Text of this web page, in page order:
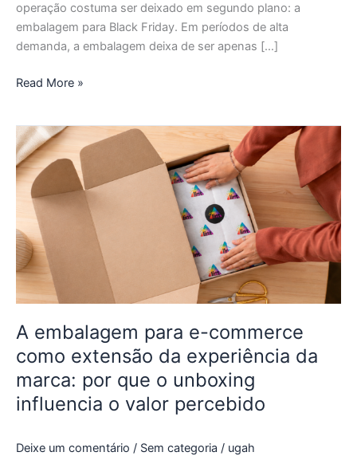
operação costuma ser deixado em segundo plano: a
embalagem para Black Friday. Em períodos de alta
demanda, a embalagem deixa de ser apenas […]
Read More »
A embalagem para e-commerce
como extensão da experiência da
marca: por que o unboxing
influencia o valor percebido
Deixe um comentário / Sem categoria / ugah
A
embalagem
para
commerce
como
extensão
da
experiência
da
marca:
que
o
unboxing
o